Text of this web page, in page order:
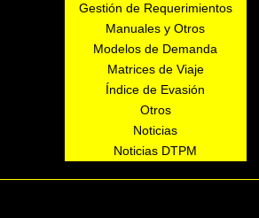
Gestión de Requerimientos
Manuales y Otros
Modelos de Demanda
Matrices de Viaje
Índice de Evasión
Otros
Noticias
Noticias DTPM